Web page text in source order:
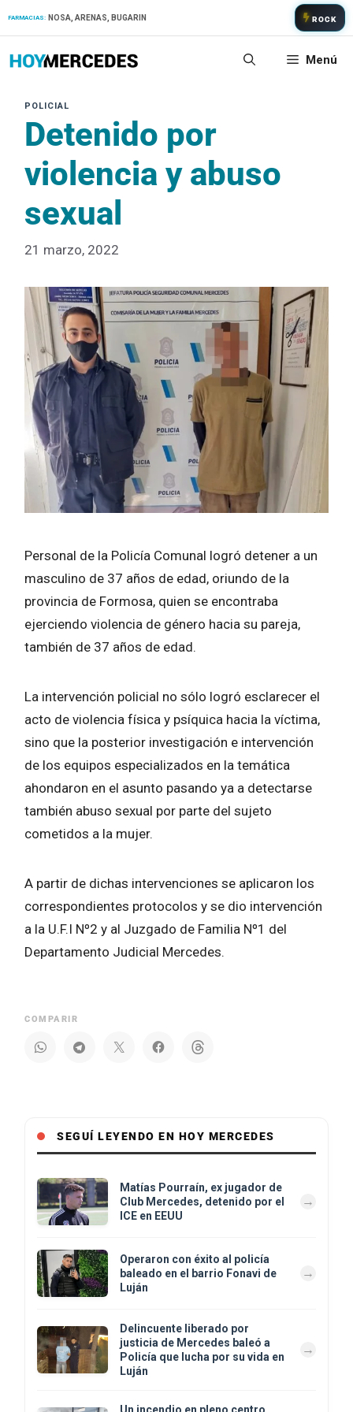
FARMACIAS: NOSA, ARENAS, BUGARIN ROCK
Menú
Detenido por
violencia y abuso
sexual
21 marzo, 2022
Personal de la Policía Comunal logró detener a un
masculino de 37 años de edad, oriundo de la
provincia de Formosa, quien se encontraba
ejerciendo violencia de género hacia su pareja,
también de 37 años de edad.
La intervención policial no sólo logró esclarecer el
acto de violencia física y psíquica hacia la víctima,
sino que la posterior investigación e intervención
de los equipos especializados en la temática
ahondaron en el asunto pasando ya a detectarse
también abuso sexual por parte del sujeto
cometidos a la mujer.
A partir de dichas intervenciones se aplicaron los
correspondientes protocolos y se dio intervención
a la U.F.I Nº2 y al Juzgado de Familia Nº1 del
Departamento Judicial Mercedes.
COMPARIR
SEGUÍ LEYENDO EN HOY MERCEDES
Matías Pourraín, ex jugador de
Club Mercedes, detenido por el
ICE en EEUU
Operaron con éxito al policía
baleado en el barrio Fonavi de
Luján
Delincuente liberado por
justicia de Mercedes baleó a
Policía que lucha por su vida en
Luján